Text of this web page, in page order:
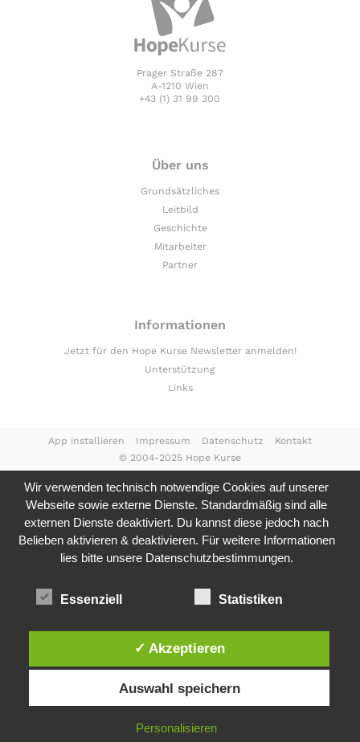
Prager Straße 287
A-1210 Wien
+43 (1) 31 99 300
Über uns
Grundsätzliches
Leitbild
Geschichte
Mitarbeiter
Partner
Informationen
Jetzt für den Hope Kurse Newsletter anmelden!
Unterstützung
Links
© 2004-2025 Hope Kurse
App installieren Impressum Datenschutz Kontakt
Wir verwenden technisch notwendige Cookies auf unserer
Webseite sowie externe Dienste. Standardmäßig sind alle
externen Dienste deaktiviert. Du kannst diese jedoch nach
Belieben aktivieren & deaktivieren. Für weitere Informationen
lies bitte unsere Datenschutzbestimmungen.
Essenziell Statistiken
✓ Akzeptieren
Auswahl speichern
Personalisieren